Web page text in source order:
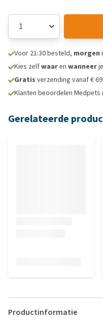
Voor 21:30 besteld, morgen
Kies zelfwaaren wanneer
Gratis verzending vanaf €
Klanten beoordelen Medpets
Gerelateerde
Productinformatie